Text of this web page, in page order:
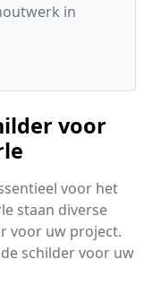
in
voor
voor het
staan diverse
voor uw project.
schilder voor uw